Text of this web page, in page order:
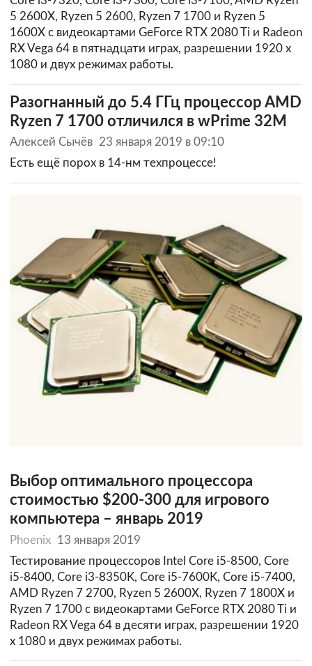
5 2600Х, Ryzen 5 2600, Ryzen 7 1700 и Ryzen 5
1600X с видеокартами GeForce RTX 2080 Ti и Radeon
RX Vega 64 в пятнадцати играх, разрешении 1920 х
1080 и двух режимах работы.
Разогнанный до 5.4 ГГц процессор AMD
Ryzen 7 1700 отличился в wPrime 32M
Алексей Сычёв 23 января 2019 в 09:10
Есть ещё порох в 14-нм техпроцессе!
Выбор оптимального процессора
стоимостью $200-300 для игрового
компьютера – январь 2019
Phoenix 13 января 2019
Тестирование процессоров Intel Core i5-8500, Core
i5-8400, Core i3-8350K, Core i5-7600K, Core i5-7400,
AMD Ryzen 7 2700, Ryzen 5 2600Х, Ryzen 7 1800X и
Ryzen 7 1700 с видеокартами GeForce RTX 2080 Ti и
Radeon RX Vega 64 в десяти играх, разрешении 1920
х 1080 и двух режимах работы.